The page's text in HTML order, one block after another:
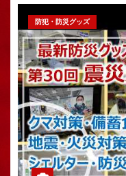
防犯・防災グッズ